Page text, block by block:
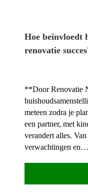
Hoe beïnvloedt
renovatie
**Door Renovatie
meteen zodra je
een partner, met
verandert alles.​
verwachtingen en…